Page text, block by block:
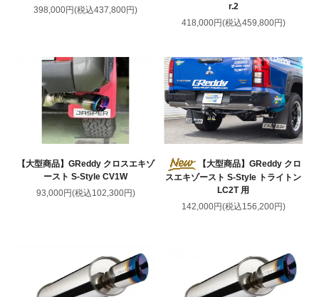
398,000円(税込437,800円)
r.2
418,000円(税込459,800円)
【大型商品】GReddy クロスエキゾ
ースト S-Style CV1W
93,000円(税込102,300円)
【大型商品】GReddy クロ
スエキゾースト S-Style トライトン
LC2T 用
142,000円(税込156,200円)